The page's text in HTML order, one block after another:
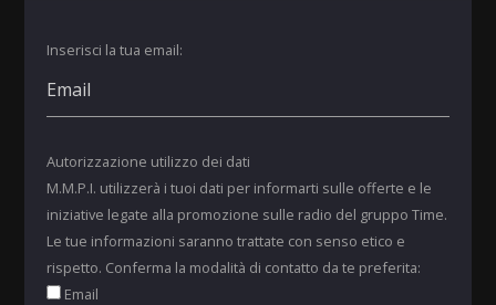
Inserisci la tua email:
Autorizzazione utilizzo dei dati
M.M.P.I. utilizzerà i tuoi dati per informarti sulle offerte e le
iniziative legate alla promozione sulle radio del gruppo Time.
Le tue informazioni saranno trattate con senso etico e
rispetto. Conferma la modalità di contatto da te preferita:
Email